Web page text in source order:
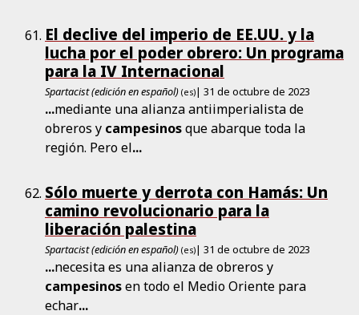
El declive del imperio de EE.UU. y la
lucha por el poder obrero: Un programa
para la IV Internacional
Spartacist (edición en español) (es)| 31 de octubre de 2023
...mediante una alianza antiimperialista de
obreros y campesinosque abarque toda la
región. Pero el...
Sólo muerte y derrota con Hamás: Un
camino revolucionario para la
liberación palestina
Spartacist (edición en español) (es)| 31 de octubre de 2023
...necesita es una alianza de obreros y
campesinosen todo el Medio Oriente para
echar...